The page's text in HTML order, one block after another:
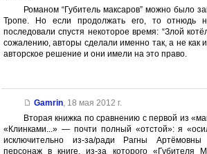
Романом “Губитель максаров” можно было
Тропе. Но если продолжать его, то отнюдь
последовали спустя некоторое время: “Злой
сожалению, авторы сделали именно так, а не как
авторское решение и они имели на это право.
Gamrin, 18 мая 2012 г.
Вторая книжка по сравнению с первой из
«Клинками...» — почти полный «отстой»: я
исключительно из-за/ради Рагны
персонаж в книге, из-за которого «Губителя